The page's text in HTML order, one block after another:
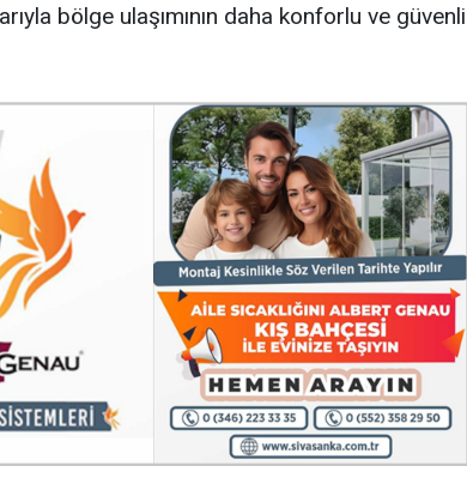
bölge ulaşımının daha konforlu ve güvenli